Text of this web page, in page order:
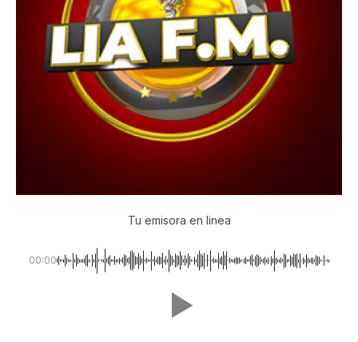
Tu emisora en linea
00:00